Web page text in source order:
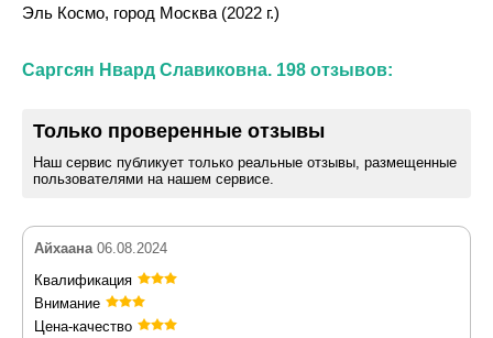
Эль Космо, город Москва (2022 г.)
Саргсян Нвард Славиковна. 198 отзывов:
Только проверенные отзывы
Наш сервис публикует только реальные отзывы, размещенные
пользователями на нашем сервисе.
Айхаана 06.08.2024
Квалификация
Внимание
Цена-качество